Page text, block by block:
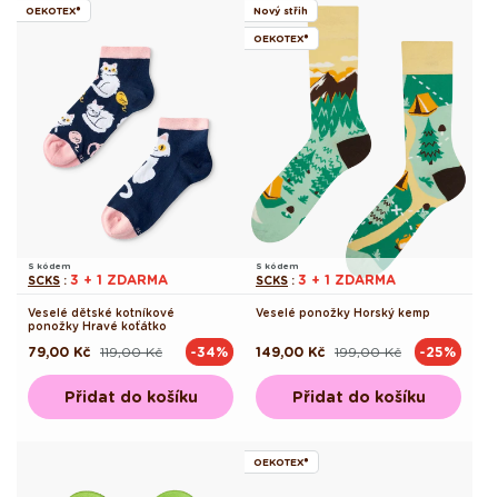
OEKOTEX®
S kódem
SCKS : 3 + 1 ZDARMA
Veselé dětské kotníkové
ponožky Hravé koťátko
Běžná
119,00 Kč
Výprodejová
79,00 Kč -34%
Přidat do košíku
Nový střih
OEKOTEX®
S kódem
SCKS : 3 + 1 ZDARMA
Veselé ponožky Horský kemp
Běžná
199,00 Kč
Výprodejová
149,00 Kč -25%
Přidat do košíku
OEKOTEX®